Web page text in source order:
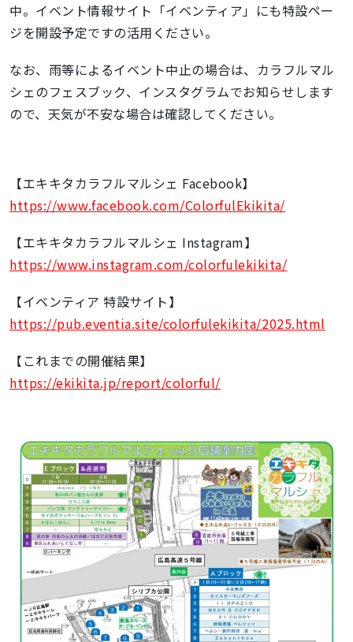
中。イベント情報サイト「イベンティア」にも特設ペー
ジを開設予定ですの活用ください。
なお、雨等によるイベント中止の場合は、カラフルマル
シェのフェスブック、インスタグラムでお知らせします
ので、天気が不安な場合は確認してください。
【エキキタカラフルマルシェ Facebook】
https://www.facebook.com/ColorfulEkikita/
【エキキタカラフルマルシェ Instagram】
https://www.instagram.com/colorfulekikita/
【イベンティア 特設サイト】
https://pub.eventia.site/colorfulekikita/2025.html
【これまでの開催結果】
https://ekikita.jp/report/colorful/